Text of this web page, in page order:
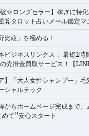
破☆ロングセラー】稼ぎに特
算タロット占いメール鑑定マ
比較」を極める！
ビジネスリンクス： 最短2時
売掛金買取サービス！【LINK
】「大人女性シャンプー」
シャルテック
からホームページ完成まで
て”安心スタート